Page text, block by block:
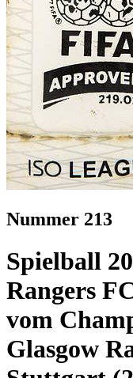
Nummer 213
Spielball
Rangers
vom
Glasgow